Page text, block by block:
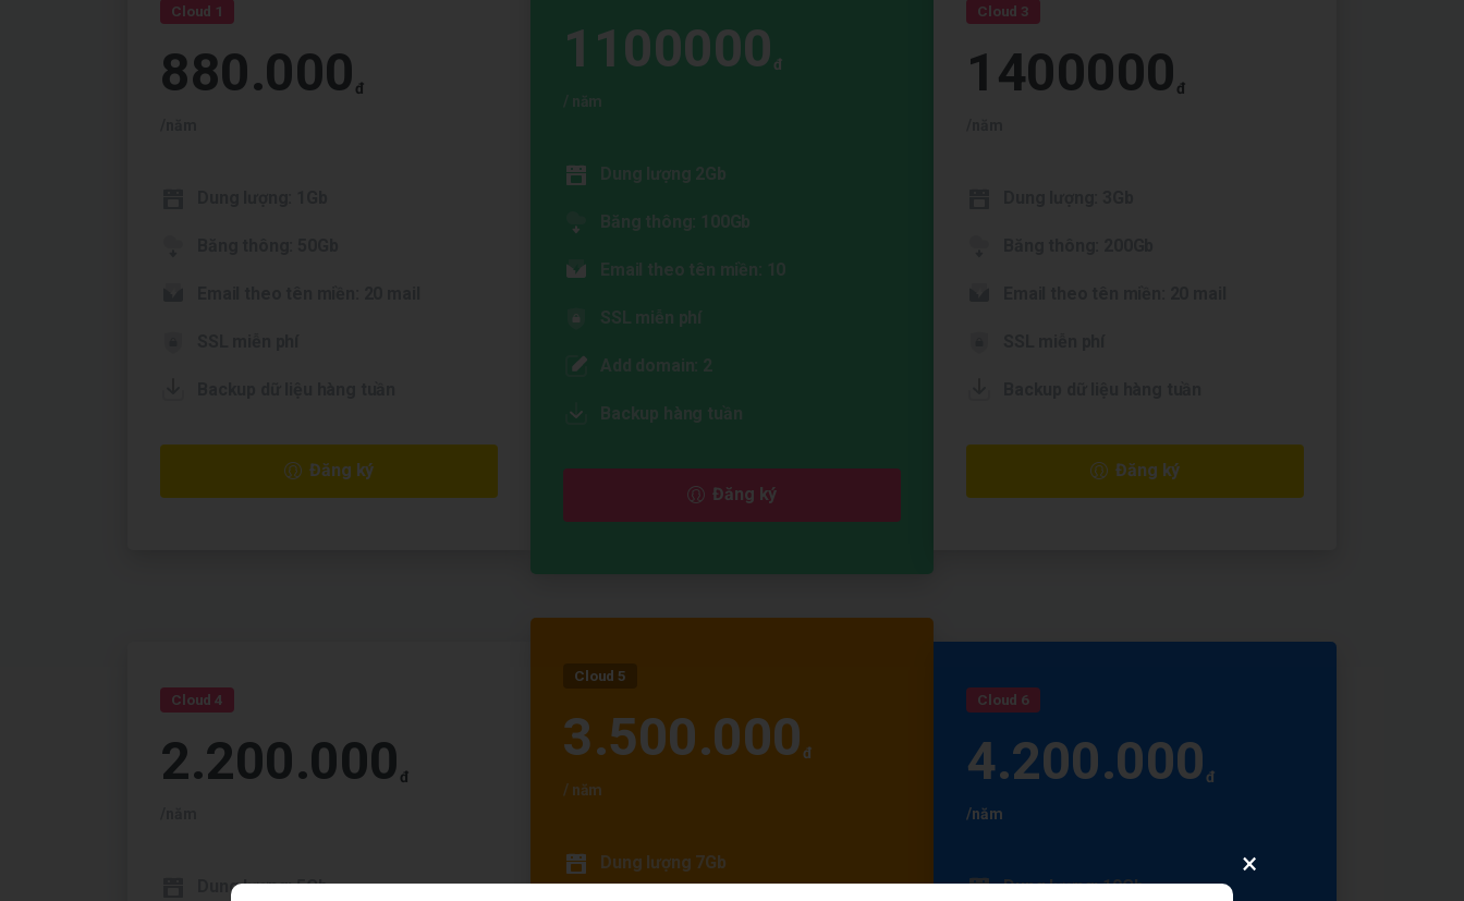
Cloud 1
880.000 đ
Đăng ký
1100000 đ
/ năm
Dung lượng 2Gb
Băng thông: 100Gb
Email theo tên miền: 10
SSL miễn phí
Add domain: 2
Backup hàng tuần
Đăng ký
Cloud 3
1400000 đ
Đăng ký
Cloud 4
2.200.000 đ
Dung lượng: 5Gb
Cloud 5
3.500.000đ
/ năm
Dung lượng 7Gb
Cloud 6
4.200.000đ
/năm
Dung lượng: 10Gb
×